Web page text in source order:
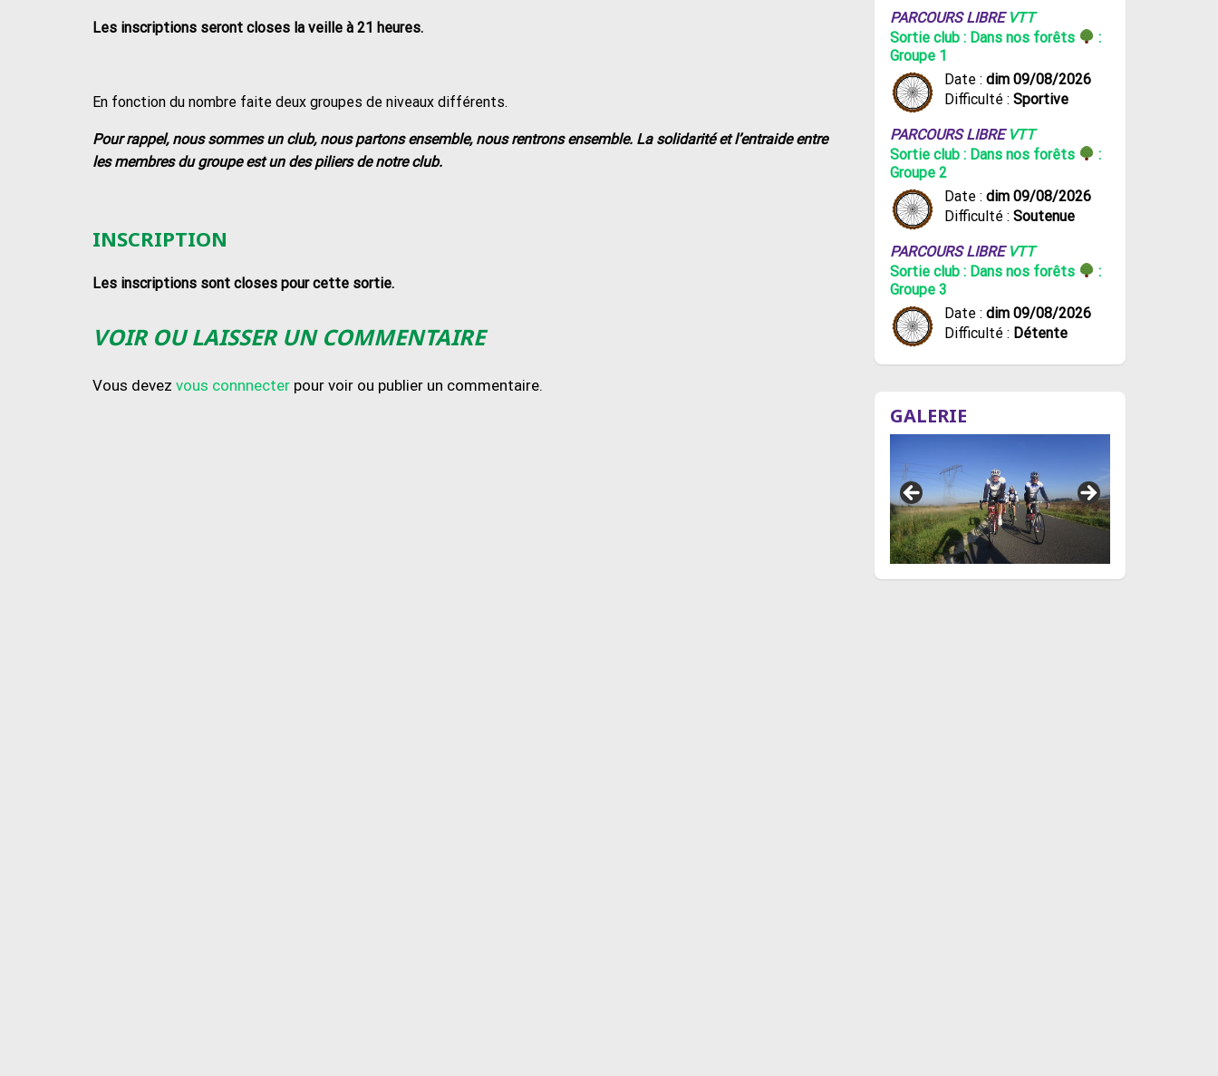
Les inscriptions seront closes la veille à 21 heures.
En fonction du nombre faite deux groupes de niveaux différents.
Pour rappel, nous sommes un club, nous partons ensemble, nous rentrons ensemble. La solidarité et l’entraide entre
les membres du groupe est un des piliers de notre club.
INSCRIPTION
Les inscriptions sont closes pour cette sortie.
VOIR OU LAISSER UN COMMENTAIRE
Vous devez vous connnecter pour voir ou publier un commentaire.
PARCOURS LIBRE VTT
Sortie club : Dans nos forêts
:
Groupe 1
Date : dim 09/08/2026
Difficulté : Sportive
PARCOURS LIBRE VTT
Sortie club : Dans nos forêts
:
Groupe 2
Date : dim 09/08/2026
Difficulté : Soutenue
PARCOURS LIBRE VTT
Sortie club : Dans nos forêts
:
Groupe 3
Date : dim 09/08/2026
Difficulté : Détente
GALERIE